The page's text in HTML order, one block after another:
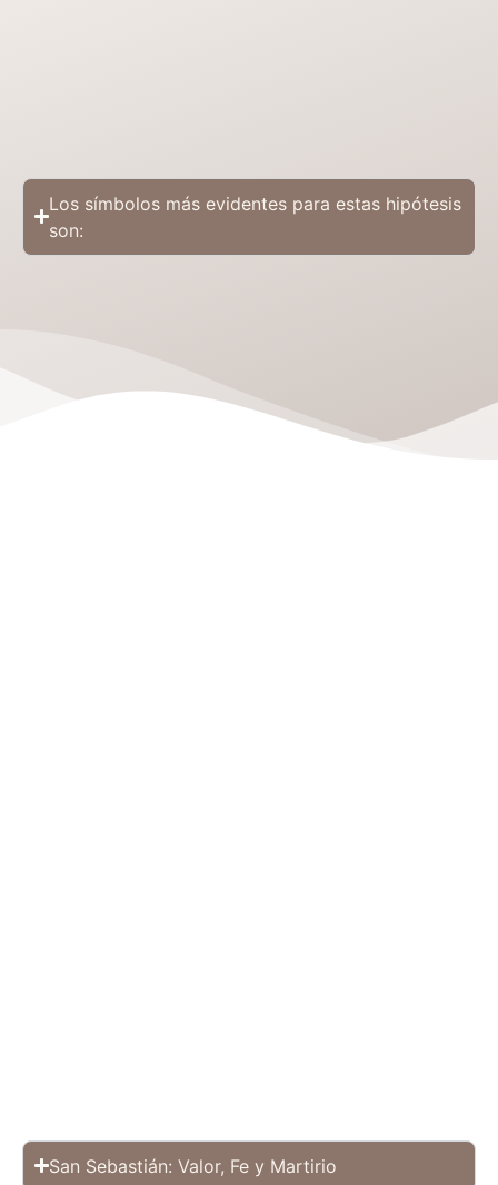
Los símbolos más evidentes para estas hipótesis
son:
San Sebastián: Valor, Fe y Martirio